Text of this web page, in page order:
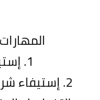
المهارات
1. إستيفاء نموذج التقدم للوظيفة .
2. إستيفاء